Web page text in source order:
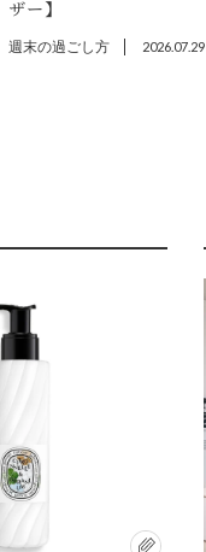
ザー】
週末の過ごし方 2026.07.29